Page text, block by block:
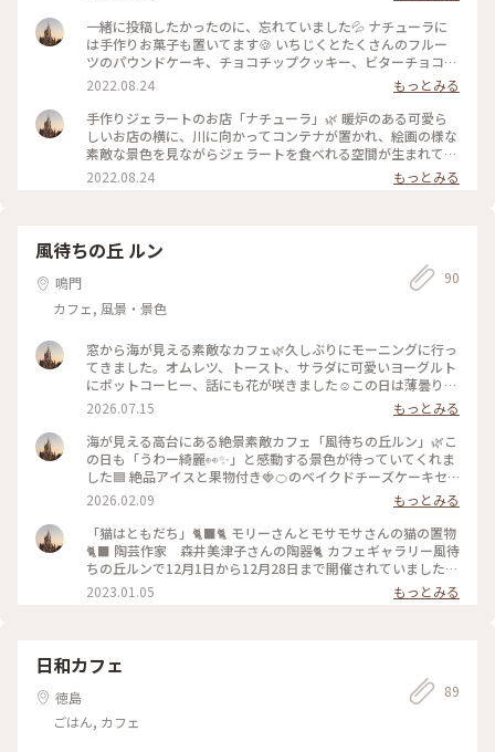
た🎵私はキャラメルナッツにチョコチップ、大好きな組み合わ
せにやたー😊 庭に設置されたコンテナは外の席🪑もっと川に
近くて、風を感じながら楽しめます。いい景色にまた、ほっこ
りでした♡ #カメラ旅 #私のことりっぷ旅 #美しい町 #わ
一緒に投稿したかったのに、忘れていました💦 ナチューラに
は手作りお菓子も置いてます🍪 いちじくとたくさんのフルー
ツのパウンドケーキ、チョコチップクッキー、ビターチョコク
ッキー♡友達が買ってくれてて帰りに渡してくれました。素敵
な日の終わりでした🌿 #ありがとう #私のことりっぷ2022 #
アートみたいな景色 #Myことりっぷ #ナチューラ #焼き菓
子
2022.08.24
もっとみる
手作りジェラートのお店「ナチューラ」🌿 暖炉のある可愛ら
しいお店の横に、川に向かってコンテナが置かれ、絵画の様な
素敵な景色を見ながらジェラートを食べれる空間が生まれてい
ました🌲 暑い日の夕方でしたが、気持ちのいい風がそよそよ
と流れ、どこか遠くに来たようなそんな気持ちになりました。
には大好きな友達、本当に、素敵な時間を過ごせるお店です🌿
#ナチューラ #私のことりっぷ2022 #アートみたいな景色
#Myことりっぷ #わたしの街 #ジェラート #カフェ #絶景
2022.08.24 もっとみる
風待ちの丘 ルン
鳴門
カフェ, 風景・景色
90
窓から海が見える素敵なカフェ🌿久しぶりにモーニングに行っ
てきました。オムレツ、トースト、サラダに可愛いヨーグルト
にポットコーヒー、話にも花が咲きました☺️この日は薄曇りの
天気、海は水色、どこまでも穏やかや海でした🩵庭にはピン
ク、白の水蓮が満開🪷気持ちのいい景色にも癒されました。
2026.5.21 #風待ちの丘ルン #絶景 #海 #モーニング #可
愛い #ひみつの絶景
2026.07.15
もっとみる
海が見える高台にある絶景素敵カフェ「風待ちの丘ルン」🌿こ
の日も「うわー綺麗👀✨」と感動する景色が待っていてくれま
した🟦 絶品アイスと果物付き🍓🍊のベイクドチーズケーキセ
ット、そして2杯は入ってる嬉しいポットコーヒー☕️で、ほっ
こり楽しい昼下がりでした☺️☺️ #風待ちの丘ルン #ことりっ
ぷと一緒 #ケーキセット #ポットコーヒー #カフェ #海
が見える店 #絶景
2026.02.09
もっとみる
「猫はともだち」🐈‍⬛🐈 モリーさんとモサモサさんの猫の置物
🐈‍⬛ 陶芸作家 森井美津子さんの陶器🐈 カフェギャラリー風待
ちの丘ルンで12月1日から12月28日まで開催されていました。
娘がモサモサさんの大ファンで連れて行ってくれました😊紙粘
土で作られた猫の世界🐈‍⬛素敵です♡私は森井美津子さんの猫
ました♡可愛いもの、素敵なものを見ると元気が出る私です。
行けて本当に良かったなぁと思いました🚗 #ファンタジーの世
界 #モリーさん #モサモサさん #森井美津子さん #猫
#Myことりっぷ #わたしの街 #カフェギャラリー #風待ちの
丘ルン
2023.01.05 もっとみる
日和カフェ
徳島
ごはん, カフェ
89